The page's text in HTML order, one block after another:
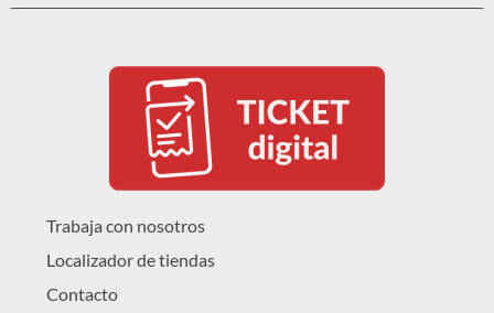
Trabaja con nosotros
Localizador de tiendas
Contacto